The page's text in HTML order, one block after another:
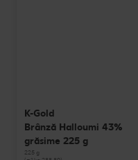
K-Gold
Brânză Halloumi 43%
grăsime 225 g
225 g